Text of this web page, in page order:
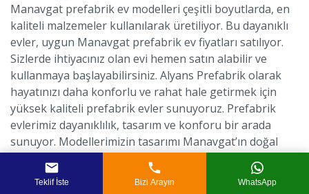
Manavgat prefabrik ev modelleri çeşitli boyutlarda, en
kaliteli malzemeler kullanılarak üretiliyor. Bu dayanıklı
evler, uygun Manavgat prefabrik ev fiyatları satılıyor.
Sizlerde ihtiyacınız olan evi hemen satın alabilir ve
kullanmaya başlayabilirsiniz. Alyans Prefabrik olarak
hayatınızı daha konforlu ve rahat hale getirmek için
yüksek kaliteli prefabrik evler sunuyoruz. Prefabrik
evlerimiz dayanıklılık, tasarım ve konforu bir arada
sunuyor. Modellerimizin tasarımı Manavgat’ın doğal
güzellikleriyle bütünleşmiş olup, oldukça işlevsel
yapılardır. Ayrıca uzun yıllar içerisinde yaşayabilirsiniz.
Teklif İste Bizi Arayın WhatsApp